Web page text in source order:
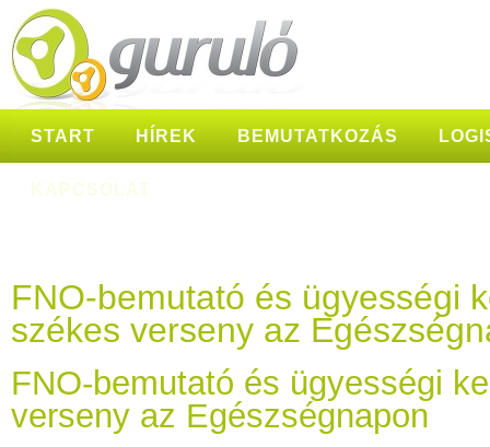
START HÍREK BEMUTATKOZÁS
KAPCSOLAT
FNO-bemutató és ügyességi
székes verseny az
FNO-bemutató és ügyességi
verseny az Egészségnapon